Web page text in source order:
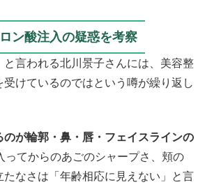
ン酸注入の疑惑を考察
と言われる北川景子さんには、美容整
けているのではという噂が繰り返し
のが輪郭・鼻・唇・フェイスラインの
ってからのあごのシャープさ、頬の
たなさは「年齢相応に見えない」と言